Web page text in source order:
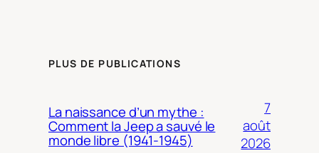
PLUS DE PUBLICATIONS
La naissance d’un mythe :
Comment la Jeep a sauvé le
monde libre (1941-1945)
7
août
2026